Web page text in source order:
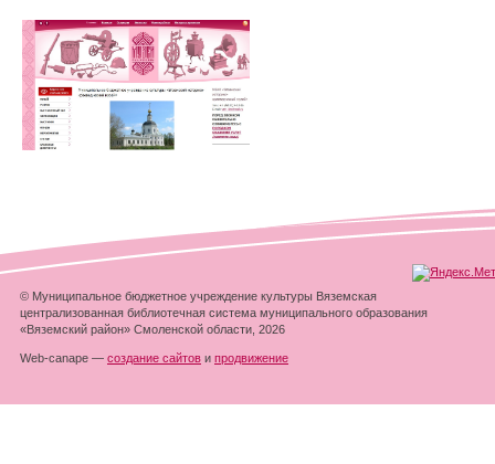
© Муниципальное бюджетное учреждение культуры Вяземская
централизованная библиотечная система муниципального образования
«Вяземский район» Смоленской области, 2026
Web-canape — создание сайтов и продвижение